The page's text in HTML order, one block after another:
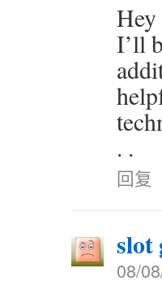
I’ll
. .
回复
slot
08/